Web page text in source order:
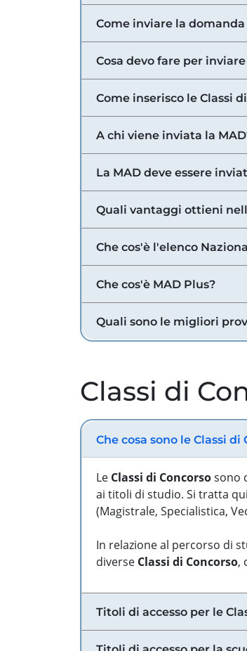
Come inviare la domanda
Cosa devo fare per
Come inserisco le Classi
A chi viene inviata la
La MAD deve essere
Quali vantaggi ottieni
Che cos'è l'elenco
Che cos'è MAD Plus?
Quali sono le migliori
Classi di
Che cosa sono le Classi di
Le Classi di Concorsosono
ai titoli di studio. Si tratta
(Magistrale, Specialistica,
In relazione al percorso di
diverse Classi di Concorso,
Titoli di accesso per le